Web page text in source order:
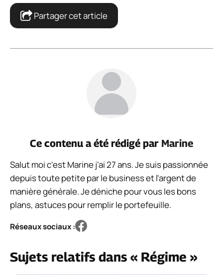
Partager cet article
Ce contenu a été rédigé par Marine
Salut moi c'est Marine j'ai 27 ans. Je suis passionnée
depuis toute petite par le business et l'argent de
manière générale. Je déniche pour vous les bons
plans, astuces pour remplir le portefeuille.
Réseaux sociaux :
Sujets relatifs dans « Régime »